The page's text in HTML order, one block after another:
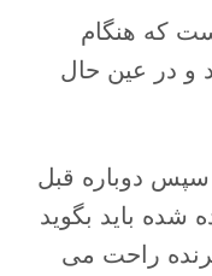
که هنگام
و در عین حال
سپس دوباره قبل
شده باید بگوید
راحت می